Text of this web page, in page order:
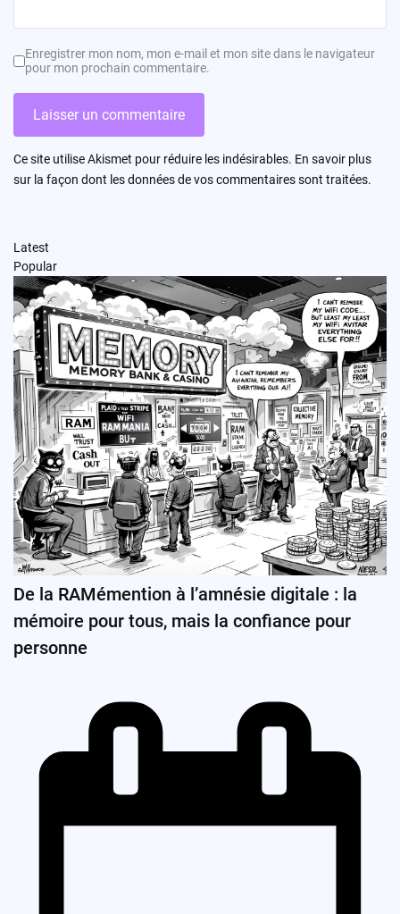
Enregistrer mon nom, mon e-mail et mon site dans le navigateur
pour mon prochain commentaire.
Ce site utilise Akismet pour réduire les indésirables. En savoir plus
sur la façon dont les données de vos commentaires sont traitées.
Latest
Popular
De la RAMémention à l’amnésie digitale : la
mémoire pour tous, mais la confiance pour
personne